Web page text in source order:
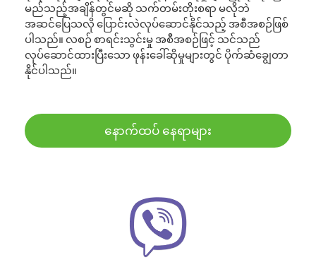
မည်သည့်အချိန်တွင်မဆို သက်တမ်းတိုးစရာ မလိုဘဲ
အဆင်ပြေသလို ပြောင်းလဲလုပ်ဆောင်နိုင်သည့် အစီအစဉ်ဖြစ်
ပါသည်။ လစဉ် စာရင်းသွင်းမှု အစီအစဉ်ဖြင့် သင်သည်
လုပ်ဆောင်ထားပြီးသော ဖုန်းခေါ်ဆိုမှုများတွင် ပိုက်ဆံချွေတာ
နိုင်ပါသည်။
နောက်ထပ် နေရာများ